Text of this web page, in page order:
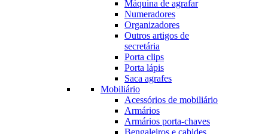
Máquina de agrafar
Numeradores
Organizadores
Outros artigos de
secretária
Porta clips
Porta lápis
Saca agrafes
Mobiliário
Acessórios de mobiliário
Armários
Armários porta-chaves
Bengaleiros e cabides